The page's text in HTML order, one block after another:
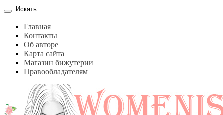
Главная
Контакты
Об авторе
Карта сайта
Магазин бижутерии
Правообладателям